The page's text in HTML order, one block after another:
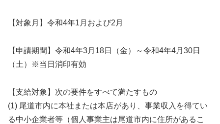
【対象月】令和4年1月および2月
【申請期間】令和4年3月18日（金）～令和4年4月30日
（土）※当日消印有効
【支給対象】次の要件をすべて満たすもの
(1) 尾道市内に本社または本店があり、事業収入を得てい
る中小企業者等（個人事業主は尾道市内に住所があるこ